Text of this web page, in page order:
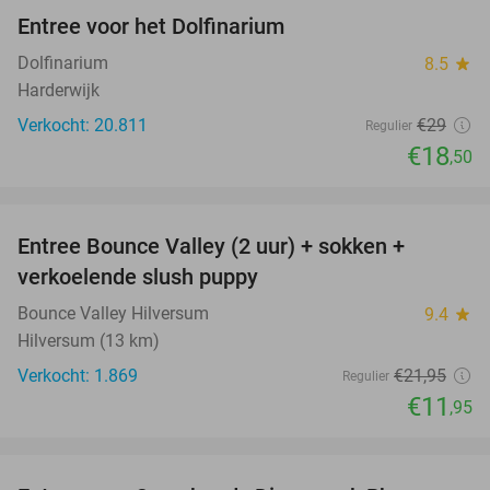
Entree voor het Dolfinarium
Dolfinarium 8.5 star
Harderwijk
Verkocht: 20.811
Regulier €29
€18,50
Entree Bounce Valley (2 uur) + sokken +
verkoelende slush puppy
Bounce Valley Hilversum 9.4 star
Hilversum (13 km)
Verkocht: 1.869
Regulier €21,95
€11 ,95